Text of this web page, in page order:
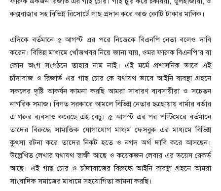
কক্সবাজার সহ বিভিন্ন রিসোর্টে গাছ প্রদান করে আজ কোটি টাকার মালিক।
এদিকে বর্তমানে ৫ আগস্ট এর পরে নিজেকে বিএনপি নেতা বলেও দাবি
করেন। বিভিন্ন মাধ্যমে খোঁজখবর নিয়ে জানা যায়, ওমর ফারুক বিএনপি’র বা
কোন অংগ সংগঠনে তাহার নাম নাই। এই মর্মে প্রশাসনিক ভাবে এই
চাঁদাবাজ ও রিজার্ভ এর গাছ চোর কে যথাযথ ভাবে আইনি ব্যবস্থা গ্রহনে
সকলের দৃষ্টি আকর্ষন কামনা করছি আমরা সাধারণ ব্যবসায়ীরা ও সচেতন
নাগরিক সমাজ। বিগত সরকারে আমলে বিভিন্ন নেতার ছত্রছায়ায় বার্মার বর্ডার
এ গরুর ব্যবসাও করেছে এই বেচু। ৫ আগস্ট এর পর পল্টিমেরে বর্তমানে
তাদের বিরুদ্ধে সামাজিক যোগাযোগ মাধ্যম ফেসবুক এর মাধ্যমে বিভিন্ন
কুৎসা রটনা করে তাদের নিকট হতে ও নগদ অর্থ দাবি করে আসছেন।
উল্লেখিত লেখার যথাযথ স্বাক্ষী আছে ও কয়েকজন লেবার এর ভয়েস রেকর্ড
আছে। এই গাছ চোর ও চাঁদাবাজের বিরুদ্ধে আইনি ব্যবস্থা গ্রহনে আমরা
সাংবাদিক সমাজের মাধ্যমে সহযোগিতা কামনা করছি।